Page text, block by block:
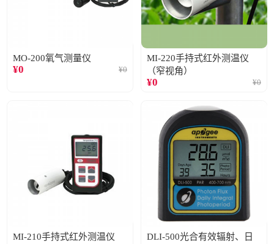
MO-200氧气测量仪
¥0 ¥0
MI-220手持式红外测温仪
（窄视角）
¥0 ¥0
MI-210手持式红外测温仪
DLI-500光合有效辐射、日